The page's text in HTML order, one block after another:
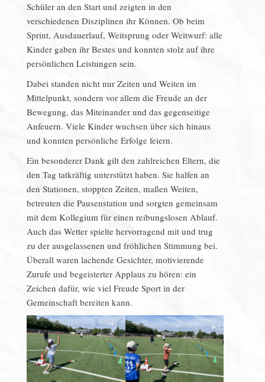
Schüler an den Start und zeigten in den
verschiedenen Disziplinen ihr Können. Ob beim
Sprint, Ausdauerlauf, Weitsprung oder Weitwurf: alle
Kinder gaben ihr Bestes und konnten stolz auf ihre
persönlichen Leistungen sein.
Dabei standen nicht nur Zeiten und Weiten im
Mittelpunkt, sondern vor allem die Freude an der
Bewegung, das Miteinander und das gegenseitige
Anfeuern. Viele Kinder wuchsen über sich hinaus
und konnten persönliche Erfolge feiern.
Ein besonderer Dank gilt den zahlreichen Eltern, die
den Tag tatkräftig unterstützt haben. Sie halfen an
den Stationen, stoppten Zeiten, maßen Weiten,
betreuten die Pausenstation und sorgten gemeinsam
mit dem Kollegium für einen reibungslosen Ablauf.
Auch das Wetter spielte hervorragend mit und trug
zu der ausgelassenen und fröhlichen Stimmung bei.
Überall waren lachende Gesichter, motivierende
Zurufe und begeisterter Applaus zu hören: ein
Zeichen dafür, wie viel Freude Sport in der
Gemeinschaft bereiten kann.